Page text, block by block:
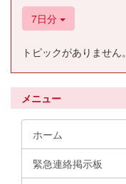
7日分
トピックがありません。
メニュー
ホーム
緊急連絡掲示板